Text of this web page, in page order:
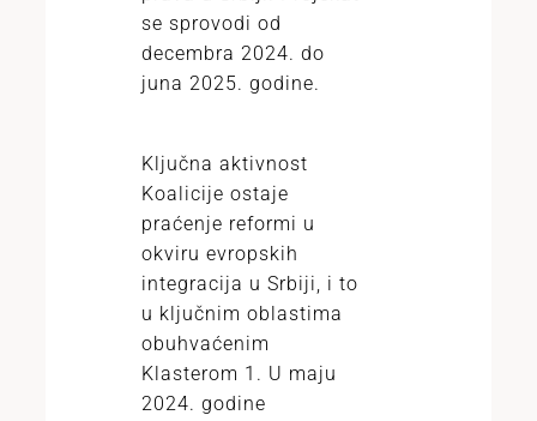
se sprovodi od
decembra 2024. do
juna 2025. godine.
Ključna aktivnost
Koalicije ostaje
praćenje reformi u
okviru evropskih
integracija u Srbiji, i to
u ključnim oblastima
obuhvaćenim
Klasterom 1. U maju
2024. godine